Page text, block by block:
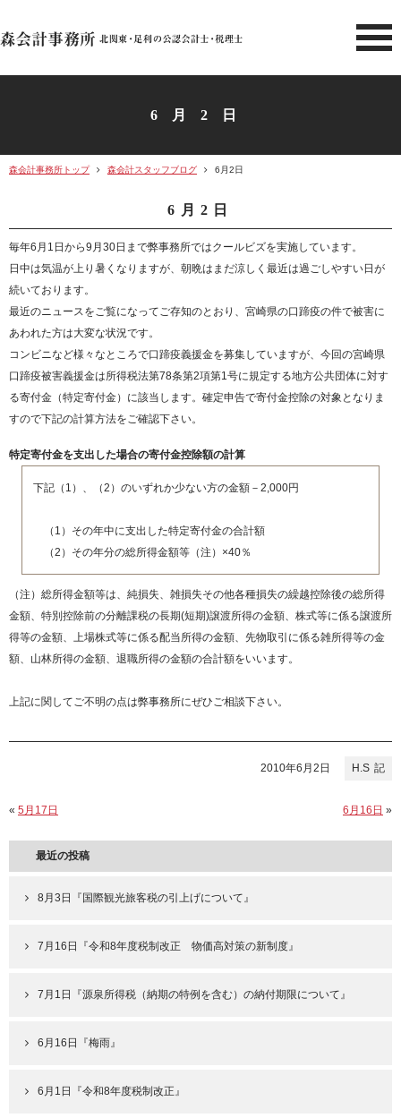
北関東 足利市の公認会計士・
6月2日
森会計事務所トップ 森会計スタッフブログ 6月2日
6月2日
毎年6月1日から9月30日まで弊事務所ではクールビズを実施しています。
日中は気温が上り暑くなりますが、朝晩はまだ涼しく最近は過ごしやすい日が
続いております。
最近のニュースをご覧になってご存知のとおり、宮崎県の口蹄疫の件で被害に
あわれた方は大変な状況です。
コンビニなど様々なところで口蹄疫義援金を募集していますが、今回の宮崎県
口蹄疫被害義援金は所得税法第78条第2項第1号に規定する地方公共団体に対す
る寄付金（特定寄付金）に該当します。確定申告で寄付金控除の対象となりま
すので下記の計算方法をご確認下さい。
特定寄付金を支出した場合の寄付金控除額の計算
下記（1）、（2）のいずれか少ない方の金額－2,000円
（1）その年中に支出した特定寄付金の合計額
（2）その年分の総所得金額等（注）×40％
（注）総所得金額等は、純損失、雑損失その他各種損失の繰越控除後の総所得
金額、特別控除前の分離課税の長期(短期)譲渡所得の金額、株式等に係る譲渡所
得等の金額、上場株式等に係る配当所得の金額、先物取引に係る雑所得等の金
額、山林所得の金額、退職所得の金額の合計額をいいます。
上記に関してご不明の点は弊事務所にぜひご相談下さい。
H.S
2010年6月2日
« 5月17日 6月16日 »
最近の投稿
8月3日『国際観光旅客税の引上げについて』
7月16日『令和8年度税制改正 物価高対策の新制度』
7月1日『源泉所得税（納期の特例を含む）の納付期限について』
6月16日『梅雨』
6月1日『令和8年度税制改正』